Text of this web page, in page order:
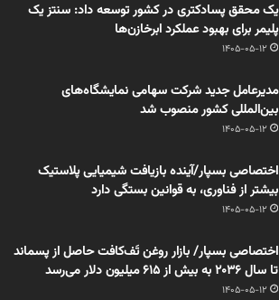
یک محقق پسادکتری در کشور توسعه داد: سنتز یک
پلیمر برای بهبود عملکرد ابرخازن‌ها
1405-05-12
مدیرعامل جدید شرکت سهامی نمایشگاه‌های
بین‌المللی کشور منصوب شد
1405-05-12
اختصاصی بسپار/آینده بازیافت شیمیایی پلاستیک
بیشتر از فناوری، به قوانین بستگی دارد
1405-05-12
اختصاصی بسپار/ بازار روغن تَف‌کافت حاصل از پسماند
تا سال ۲۰۳۶ به بیش از ۶۱۵ میلیون دلار می‌رسد
1405-05-12